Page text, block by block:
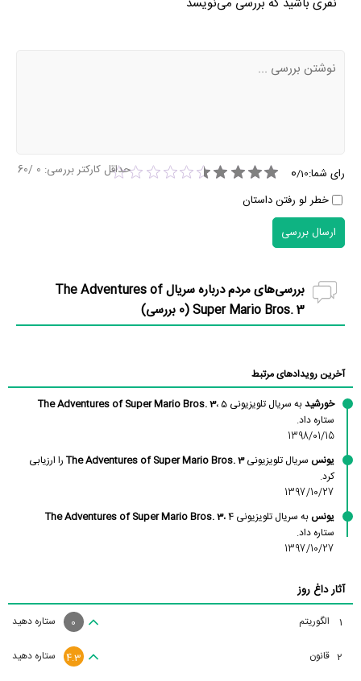
رای شما: 0/10
خطر لو رفتن داستان
حداقل کارکتر بررسی: 0
/60
ارسال بررسی
بررسی‌های مردم درباره سریال The Adventures of
Super Mario Bros. 3 (
0 بررسی)
آخرین رویدادهای مرتبط
خورشیدبه سریال تلویزیونی The Adventures of Super Mario Bros. 3، 5
ستاره داد.
1398/01/15
یونس سریال تلویزیونیThe Adventures of Super Mario Bros. 3 را ارزیابی
کرد.
1397/10/27
یونس به سریال تلویزیونی The Adventures of Super Mario Bros. 3، 4
ستاره داد.
1397/10/27
آثار داغ روز
1 الگوریتم ستاره دهید 0
2 قانون ستاره دهید 4.3